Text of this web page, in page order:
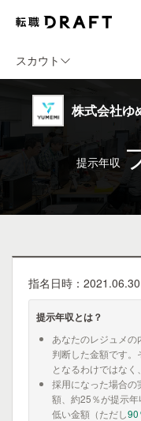
スカウト
株式会社ゆ
提示年収
指名日時：
提示年収とは？
あなたのレジュメ
判断した金額です
となるわけではなく
採用になった場合の
額、約25％が提示
低い金額（ただし90